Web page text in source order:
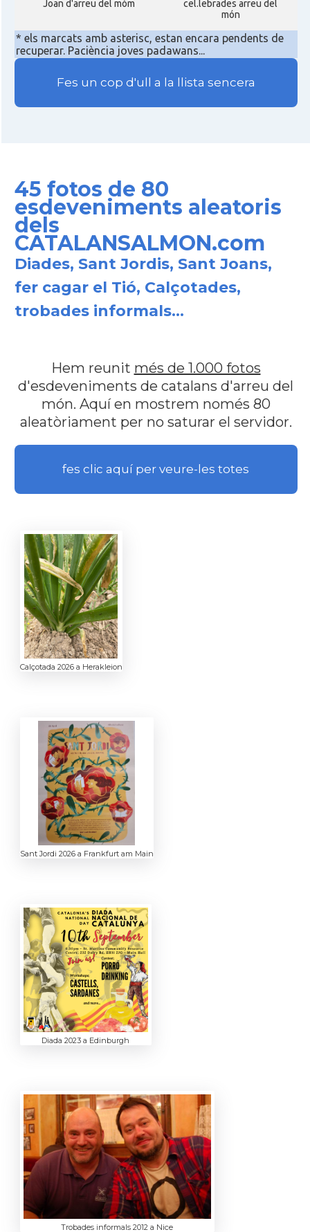
Joan d'arreu del móm
cel.lebrades arreu del
món
* els marcats amb asterisc, estan encara pendents de
recuperar. Paciència joves padawans...
Fes un cop d'ull a la llista sencera
45 fotos de 80
esdeveniments aleatoris
dels
CATALANSALMON.com
Diades, Sant Jordis, Sant Joans,
fer cagar el Tió, Calçotades,
trobades informals...
Hem reunit més de 1.000 fotos
d'esdeveniments de catalans d'arreu del
món. Aquí en mostrem només 80
aleatòriament per no saturar el servidor.
fes clic aquí per veure-les totes
Calçotada 2026 a Herakleion
Sant Jordi 2026 a Frankfurt am Main
Diada 2023 a Edinburgh
Trobades informals 2012 a Nice